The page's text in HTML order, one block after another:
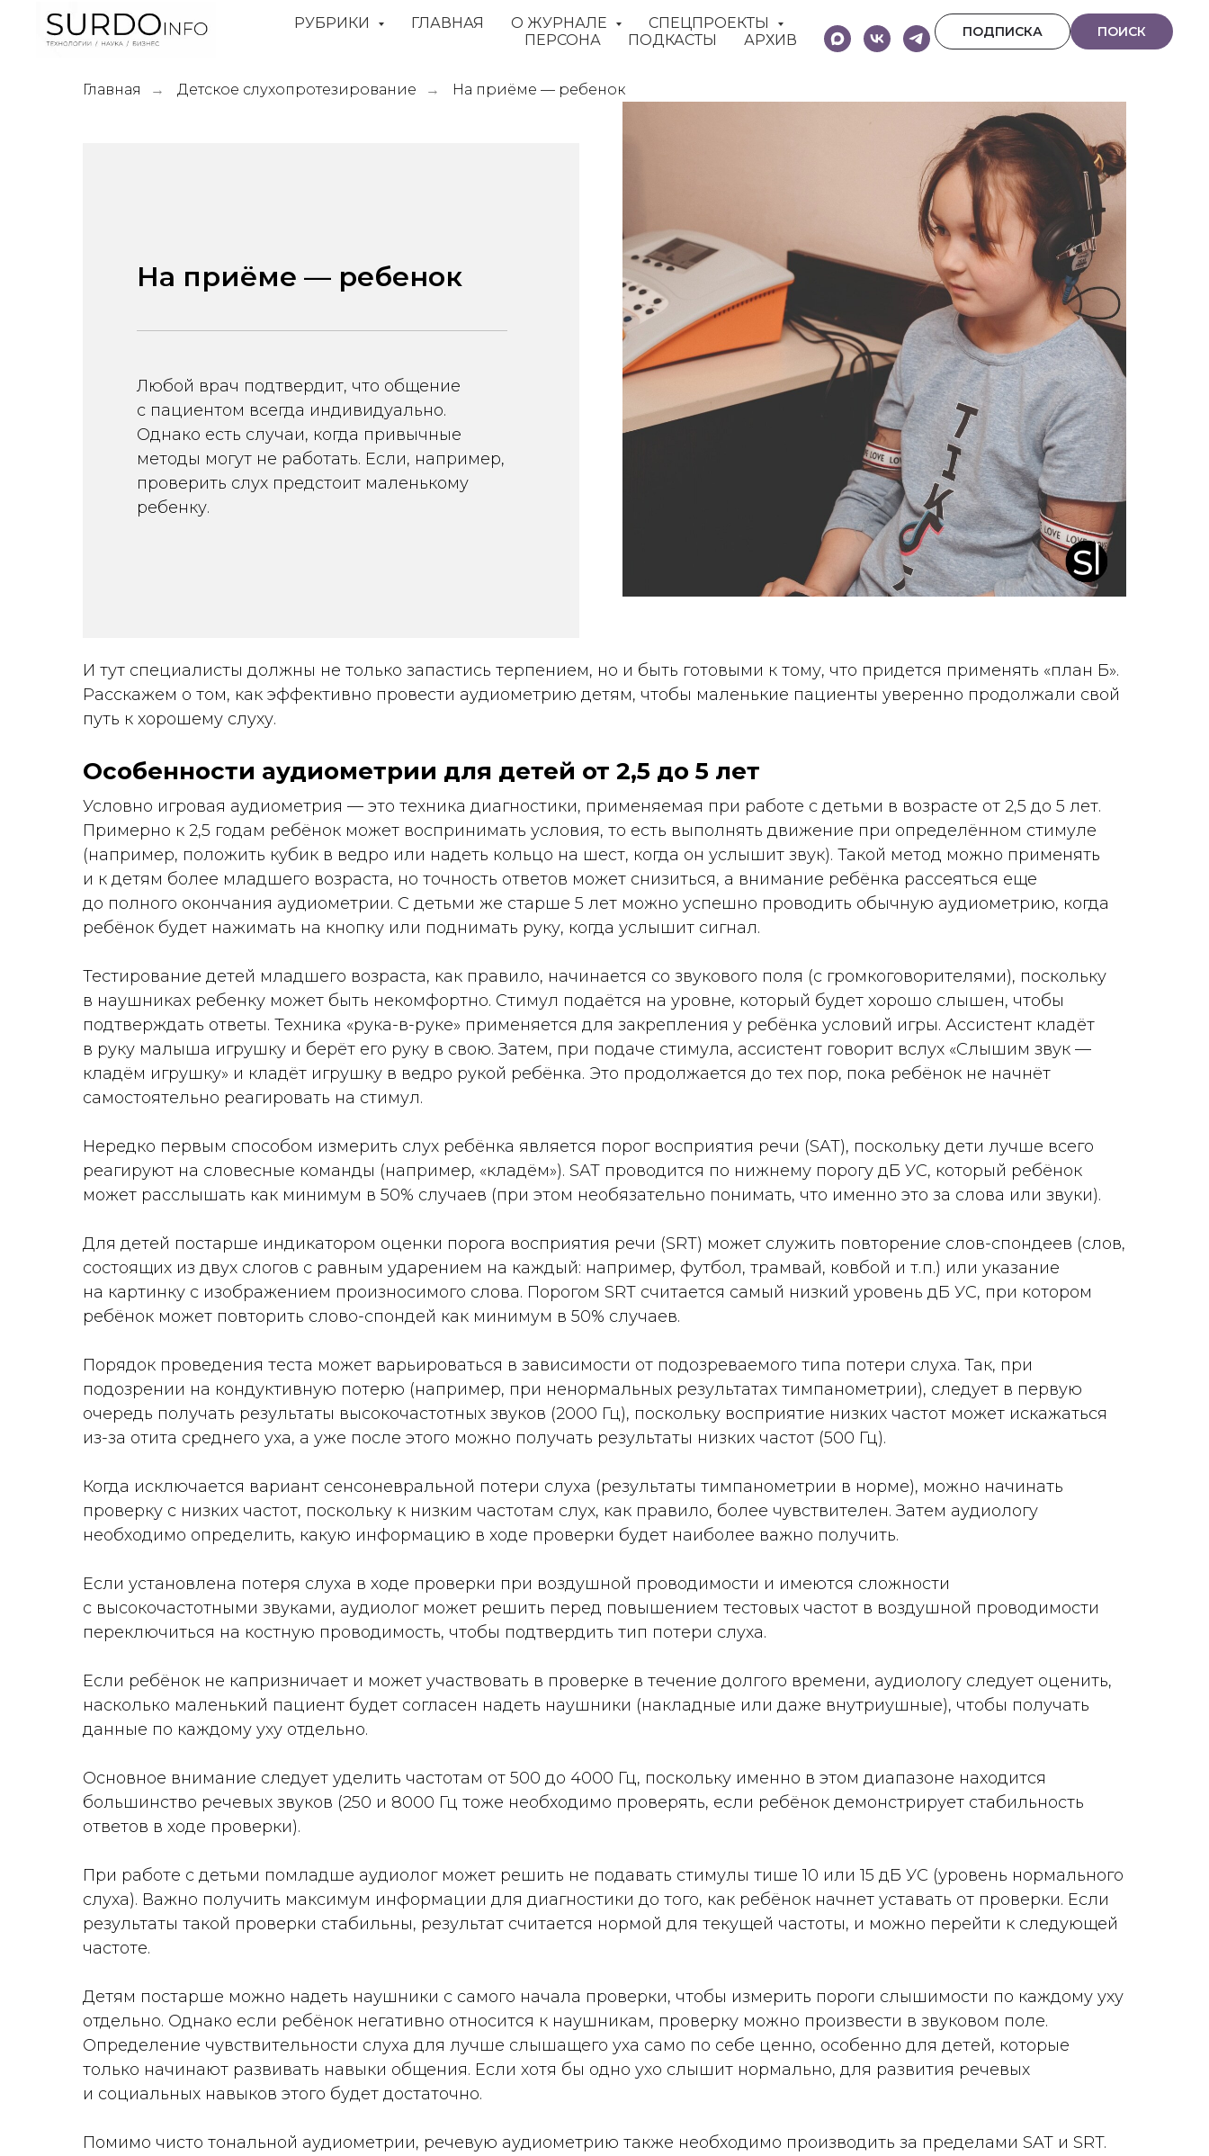
РУБРИКИ ГЛАВНАЯ О ЖУРНАЛЕ
СПЕЦПРОЕКТЫ
ПЕРСОНА
ПОДКАСТЫ АРХИВ
ПОДПИСКА ПОИСК
Главная → Детское слухопротезирование → На приёме — ребенок
На приёме — ребенок
Любой врач подтвердит, что общение
с пациентом всегда индивидуально.
Однако есть случаи, когда привычные
методы могут не работать. Если, например,
проверить слух предстоит маленькому
ребенку.
И тут специалисты должны не только запастись терпением, но и быть готовыми к тому, что придется применять «план Б».
Расскажем о том, как эффективно провести аудиометрию детям, чтобы маленькие пациенты уверенно продолжали свой
путь к хорошему слуху.
Особенности аудиометрии для детей от 2,5 до 5 лет
Условно игровая аудиометрия — это техника диагностики, применяемая при работе с детьми в возрасте от 2,5 до 5 лет.
Примерно к 2,5 годам ребёнок может воспринимать условия, то есть выполнять движение при определённом стимуле
(например, положить кубик в ведро или надеть кольцо на шест, когда он услышит звук). Такой метод можно применять
и к детям более младшего возраста, но точность ответов может снизиться, а внимание ребёнка рассеяться еще
до полного окончания аудиометрии. С детьми же старше 5 лет можно успешно проводить обычную аудиометрию, когда
ребёнок будет нажимать на кнопку или поднимать руку, когда услышит сигнал.
Тестирование детей младшего возраста, как правило, начинается со звукового поля (с громкоговорителями), поскольку
в наушниках ребенку может быть некомфортно. Стимул подаётся на уровне, который будет хорошо слышен, чтобы
подтверждать ответы. Техника «рука-в-руке» применяется для закрепления у ребёнка условий игры. Ассистент кладёт
в руку малыша игрушку и берёт его руку в свою. Затем, при подаче стимула, ассистент говорит вслух «Слышим звук —
кладём игрушку» и кладёт игрушку в ведро рукой ребёнка. Это продолжается до тех пор, пока ребёнок не начнёт
самостоятельно реагировать на стимул.
Нередко первым способом измерить слух ребёнка является порог восприятия речи (SAT), поскольку дети лучше всего
реагируют на словесные команды (например, «кладём»). SAT проводится по нижнему порогу дБ УС, который ребёнок
может расслышать как минимум в 50% случаев (при этом необязательно понимать, что именно это за слова или звуки).
Для детей постарше индикатором оценки порога восприятия речи (SRT) может служить повторение слов-спондеев (слов,
состоящих из двух слогов с равным ударением на каждый: например, футбол, трамвай, ковбой и т. п.) или указание
на картинку с изображением произносимого слова. Порогом SRT считается самый низкий уровень дБ УС, при котором
ребёнок может повторить слово-­спондей как минимум в 50% случаев.
Порядок проведения теста может варьироваться в зависимости от подозреваемого типа потери слуха. Так, при
подозрении на кондуктивную потерю (например, при ненормальных результатах тимпанометрии), следует в первую
очередь получать результаты высокочастотных звуков (2000 Гц), поскольку восприятие низких частот может искажаться
из-за отита среднего уха, а уже после этого можно получать результаты низких частот (500 Гц).
Когда исключается вариант сенсоневральной потери слуха (результаты тимпанометрии в норме), можно начинать
проверку с низких частот, поскольку к низким частотам слух, как правило, более чувствителен. Затем аудиологу
необходимо определить, какую информацию в ходе проверки будет наиболее важно получить.
Если установлена потеря слуха в ходе проверки при воздушной проводимости и имеются сложности
с высокочастотными звуками, аудиолог может решить перед повышением тестовых частот в воздушной проводимости
переключиться на костную проводимость, чтобы подтвердить тип потери слуха.
Если ребёнок не капризничает и может участвовать в проверке в течение долгого времени, аудиологу следует оценить,
насколько маленький пациент будет согласен надеть наушники (накладные или даже внутриушные), чтобы получать
данные по каждому уху отдельно.
Основное внимание следует уделить частотам от 500 до 4000 Гц, поскольку именно в этом диапазоне находится
большинство речевых звуков (250 и 8000 Гц тоже необходимо проверять, если ребёнок демонстрирует стабильность
ответов в ходе проверки).
При работе с детьми помладше аудиолог может решить не подавать стимулы тише 10 или 15 дБ УС (уровень нормального
слуха). Важно получить максимум информации для диагностики до того, как ребёнок начнет уставать от проверки. Если
результаты такой проверки стабильны, результат считается нормой для текущей частоты, и можно перейти к следующей
частоте.
Детям постарше можно надеть наушники с самого начала проверки, чтобы измерить пороги слышимости по каждому уху
отдельно. Однако если ребёнок негативно относится к наушникам, проверку можно произвести в звуковом поле.
Определение чувствительности слуха для лучше слышащего уха само по себе ценно, особенно для детей, которые
только начинают развивать навыки общения. Если хотя бы одно ухо слышит нормально, для развития речевых
и социальных навыков этого будет достаточно.
Помимо чисто тональной аудиометрии, речевую аудиометрию также необходимо производить за пределами SAT и SRT.